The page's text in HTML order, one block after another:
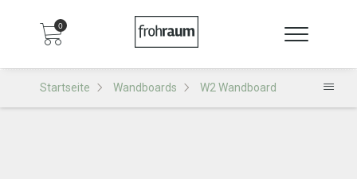
0
Startseite Wandboards W2 Wandboard